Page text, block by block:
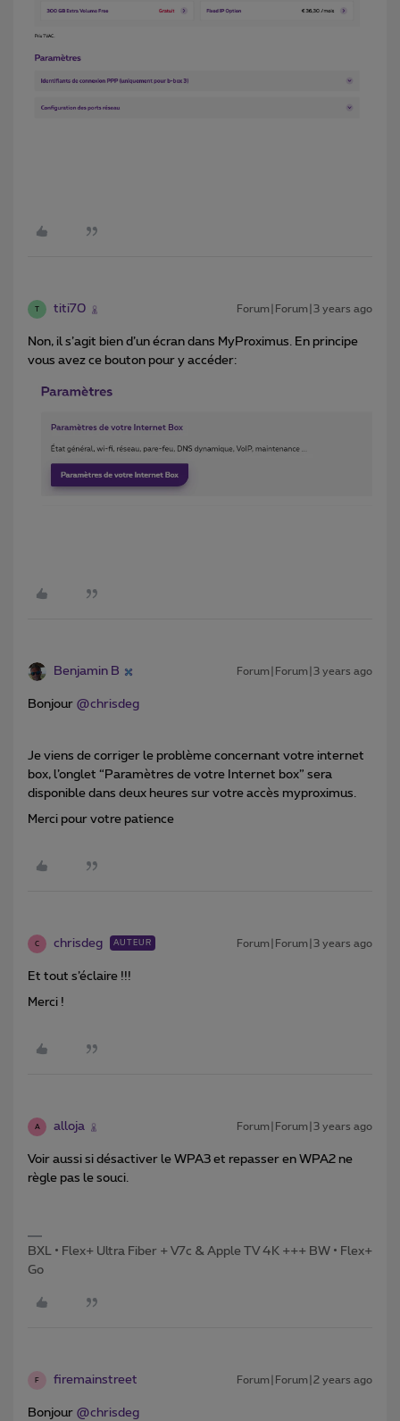
T titi70 Forum|Forum|3 years ago
Non, il s’agit bien d’un écran dans MyProximus. En principe
vous avez ce bouton pour y accéder:
Benjamin B Forum|Forum|3 years ago
Bonjour @chrisdeg
Je viens de corriger le problème concernant votre internet
box, l’onglet “Paramètres de votre Internet box” sera
disponible dans deux heures sur votre accès myproximus.
Merci pour votre patience
C chrisdeg AUTEUR Forum|Forum|3 years ago
Et tout s’éclaire !!!
Merci !
A alloja Forum|Forum|3 years ago
Voir aussi si désactiver le WPA3 et repasser en WPA2 ne
règle pas le souci.
BXL • Flex+ Ultra Fiber + V7c & Apple TV 4K +++ BW • Flex+
Go
F firemainstreet Forum|Forum|2 years ago
Bonjour @chrisdeg